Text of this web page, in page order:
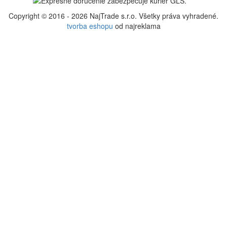
Copyright © 2016 - 2026 NajTrade s.r.o. Všetky práva vyhradené.
tvorba eshopu od najreklama